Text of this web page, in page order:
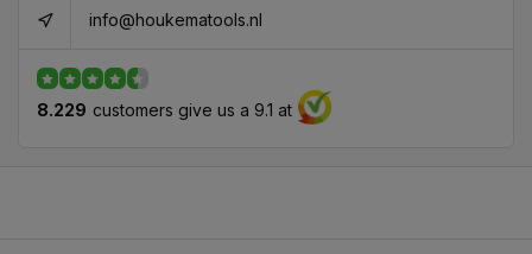
info@houkematools.nl
8.229 customers give us a 9.1 at